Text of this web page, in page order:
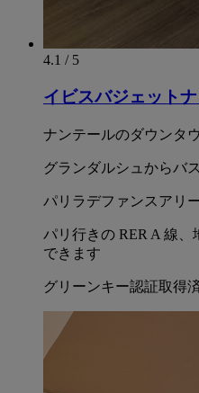
4.1 / 5
イビスバジェット
ナンテールのダウンタ
グランダルシュからバ
パリラデファンスアリ
パリ行きの RER A 線、
できます
グリーンキー認証取得